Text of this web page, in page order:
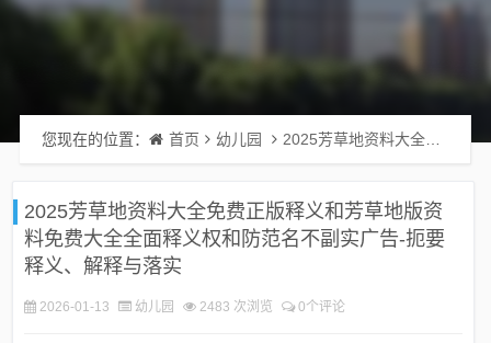
您现在的位置： 首页 幼儿园 2025芳草地资料大全免费正版释义和芳草地版资料免费大全全面释义权和防范名不副实广告-扼要释义、解释与落实
2025芳草地资料大全免费正版释义和芳草地版资
料免费大全全面释义权和防范名不副实广告-扼要
释义、解释与落实
2026-01-13 幼儿园 2483 次浏览 0个评论